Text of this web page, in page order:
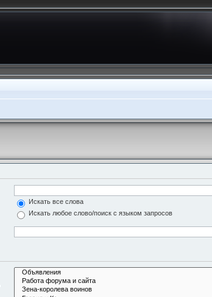
Искать все слова
Искать любое слово/поиск с языком запросов